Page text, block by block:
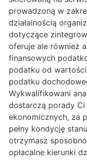
prowadzoną w
działalnością
dotyczące
oferuje ale również
finansowych
podatku od
podatku
Wykwalifikowani
dostarczą porady Ci
ekonomicznych, za
pełny kondycję
otrzymasz
opłacalne kierunki